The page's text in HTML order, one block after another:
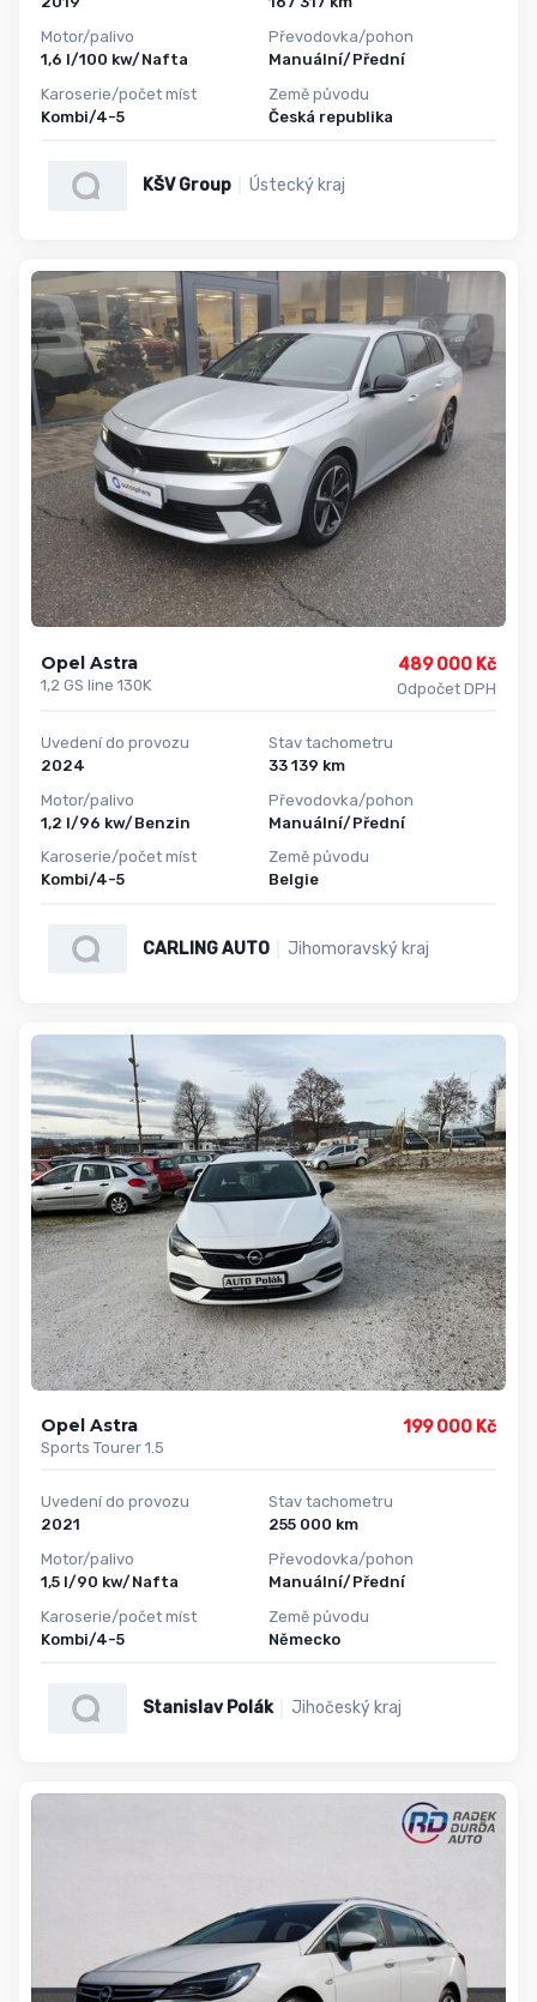
Motor/palivo
1,6 l/100 kw/Nafta
Karoserie/počet míst
Kombi/4-5
Převodovka/pohon
Manuální/Přední
Země původu
Česká republika
KŠV Group Ústecký kraj
Opel Astra
1,2 GS line 130K
489 000 Kč
Odpočet DPH
Uvedení do provozu
2024
Motor/palivo
1,2 l/96 kw/Benzin
Karoserie/počet míst
Kombi/4-5
Stav tachometru
33 139 km
Převodovka/pohon
Manuální/Přední
Země původu
Belgie
CARLING AUTO Jihomoravský kraj
Opel Astra
Sports Tourer 1.5
199 000 Kč
Uvedení do provozu
2021
Motor/palivo
1,5 l/90 kw/Nafta
Karoserie/počet míst
Kombi/4-5
Stav tachometru
255 000 km
Převodovka/pohon
Manuální/Přední
Země původu
Německo
Stanislav Polák Jihočeský kraj